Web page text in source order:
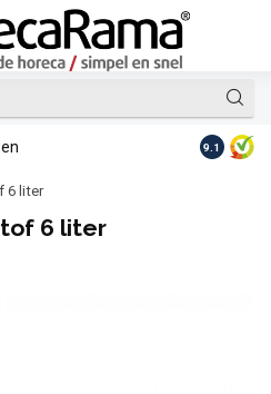
Op
9.1
6 liter
6 liter